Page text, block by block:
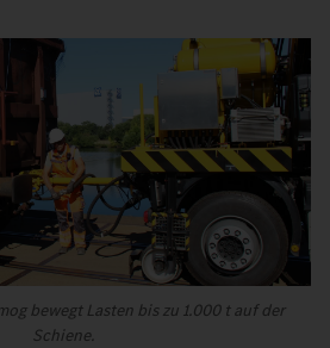
bewegt Lasten bis zu 1.000 t auf der
Schiene.